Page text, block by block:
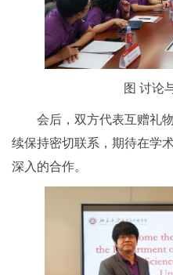
图 讨论
会后，双方代表互赠礼
续保持密切联系，期待在学
深入的合作。